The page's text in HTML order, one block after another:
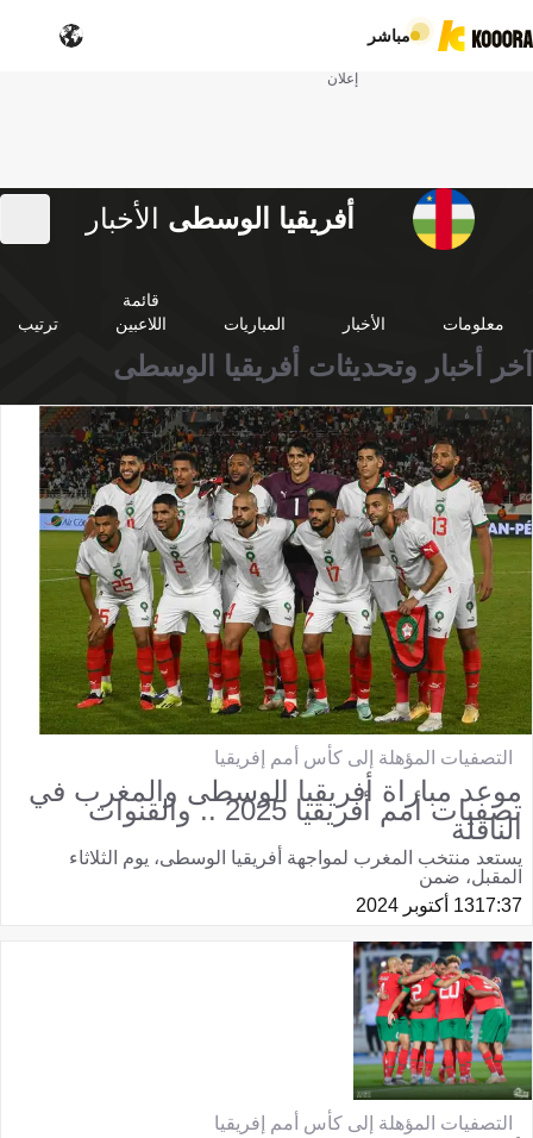
مباشر
إعلان
أفريقيا الوسطى الأخبار
معلومات الأخبار المباريات
قائمة
اللاعبين
ترتيب
آخر أخبار وتحديثات أفريقيا الوسطى
التصفيات المؤهلة إلى كأس أمم إفريقيا
موعد مباراة أفريقيا الوسطى والمغرب في
تصفيات أمم أفريقيا 2025 .. والقنوات
الناقلة
يستعد منتخب المغرب لمواجهة أفريقيا الوسطى، يوم الثلاثاء
المقبل، ضمن
17:3713 أكتوبر 2024
التصفيات المؤهلة إلى كأس أمم إفريقيا